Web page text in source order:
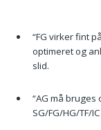
“FG virker fint
optimeret og
slid.
“AG må
SG/FG/HG/TF/